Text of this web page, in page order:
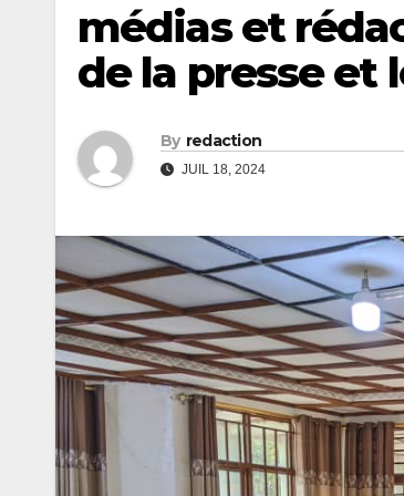
médias et
de la presse et
By redaction
JUIL 18, 2024